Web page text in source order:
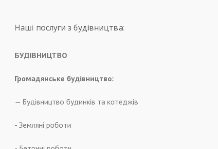
Наші послуги з будівництва:
БУДІВНИЦТВО
Громадянське будівництво:
— Будівництво будинків та котеджів
- Земляні роботи